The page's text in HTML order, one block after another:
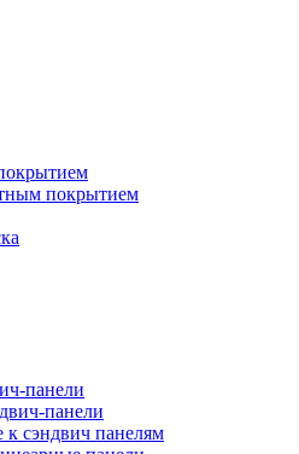
покрытием
панели
панели
сэндвич панелям